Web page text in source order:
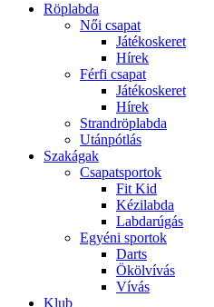
Röplabda
Női csapat
Játékoskeret
Hírek
Férfi csapat
Játékoskeret
Hírek
Strandröplabda
Utánpótlás
Szakágak
Csapatsportok
Fit Kid
Kézilabda
Labdarúgás
Egyéni sportok
Darts
Ökölvívás
Vívás
Klub